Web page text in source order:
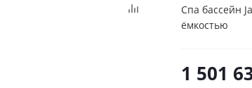
Спа бассейн
ёмкостью
1 501